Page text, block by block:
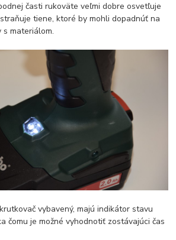
časti rukoväte veľmi dobre osvetľuje
tiene, ktoré by mohli dopadnúť na
materiálom.
vybavený, majú indikátor stavu
čomu je možné vyhodnotiť zostávajúci čas